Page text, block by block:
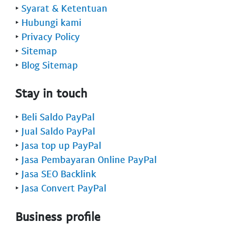
‣ Syarat & Ketentuan
‣ Hubungi kami
‣ Privacy Policy
‣ Sitemap
‣ Blog Sitemap
Stay in touch
‣ Beli Saldo PayPal
‣ Jual Saldo PayPal
‣ Jasa top up PayPal
‣ Jasa Pembayaran Online PayPal
‣ Jasa SEO Backlink
‣ Jasa Convert PayPal
Business profile